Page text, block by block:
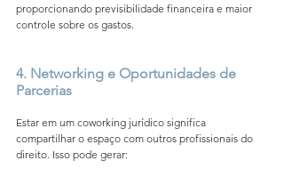
proporcionando previsibilidade financeira e maior
controle sobre os gastos.
4. Networking e Oportunidades de
Parcerias
Estar em um coworking jurídico significa
compartilhar o espaço com outros profissionais do
direito. Isso pode gerar: